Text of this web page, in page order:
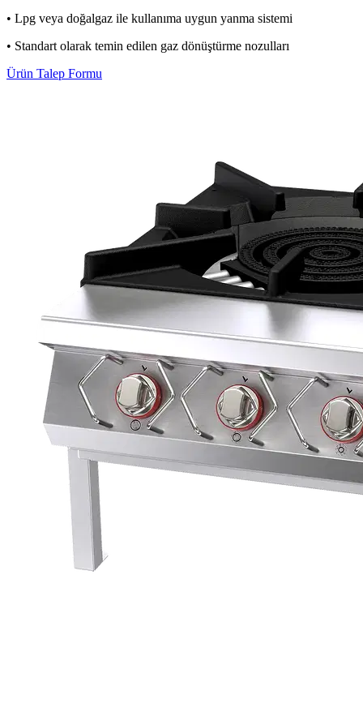
• Lpg veya doğalgaz ile kullanıma uygun yanma sistemi
• Standart olarak temin edilen gaz dönüştürme nozulları
Ürün Talep Formu